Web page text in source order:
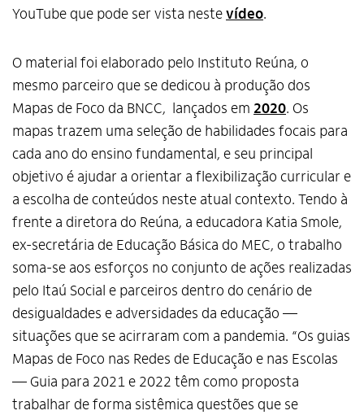
YouTube que pode ser vista nestevídeo.
O material foi elaborado pelo Instituto Reúna, o
mesmo parceiro que se dedicou à produção dos
Mapas de Foco da BNCC, lançados em 2020. Os
mapas trazem uma seleção de habilidades focais para
cada ano do ensino fundamental, e seu principal
objetivo é ajudar a orientar a flexibilização curricular e
a escolha de conteúdos neste atual contexto. Tendo à
frente a diretora do Reúna, a educadora Katia Smole,
ex-secretária de Educação Básica do MEC, o trabalho
soma-se aos esforços no conjunto de ações realizadas
pelo Itaú Social e parceiros dentro do cenário de
desigualdades e adversidades da educação —
situações que se acirraram com a pandemia. “Os guias
Mapas de Foco nas Redes de Educação e nas Escolas
— Guia para 2021 e 2022 têm como proposta
trabalhar de forma sistêmica questões que se